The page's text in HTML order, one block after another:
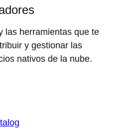
las herramientas que te
y gestionar las
nativos de la nube.